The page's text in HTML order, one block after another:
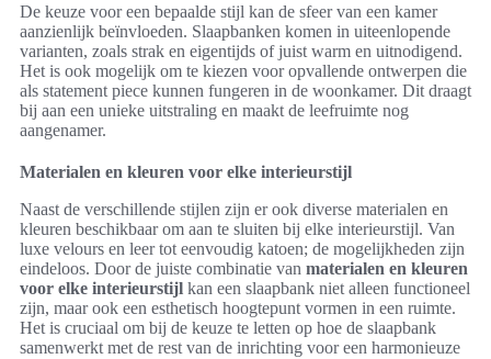
De keuze voor een bepaalde stijl kan de sfeer van een kamer
aanzienlijk beïnvloeden. Slaapbanken komen in uiteenlopende
varianten, zoals strak en eigentijds of juist warm en uitnodigend.
Het is ook mogelijk om te kiezen voor opvallende ontwerpen die
als statement piece kunnen fungeren in de woonkamer. Dit draagt
bij aan een unieke uitstraling en maakt de leefruimte nog
aangenamer.
Materialen en kleuren voor elke interieurstijl
Naast de verschillende stijlen zijn er ook diverse materialen en
kleuren beschikbaar om aan te sluiten bij elke interieurstijl. Van
luxe velours en leer tot eenvoudig katoen; de mogelijkheden zijn
eindeloos. Door de juiste combinatie van materialen en kleuren
voor elke interieurstijl kan een slaapbank niet alleen functioneel
zijn, maar ook een esthetisch hoogtepunt vormen in een ruimte.
Het is cruciaal om bij de keuze te letten op hoe de slaapbank
samenwerkt met de rest van de inrichting voor een harmonieuze